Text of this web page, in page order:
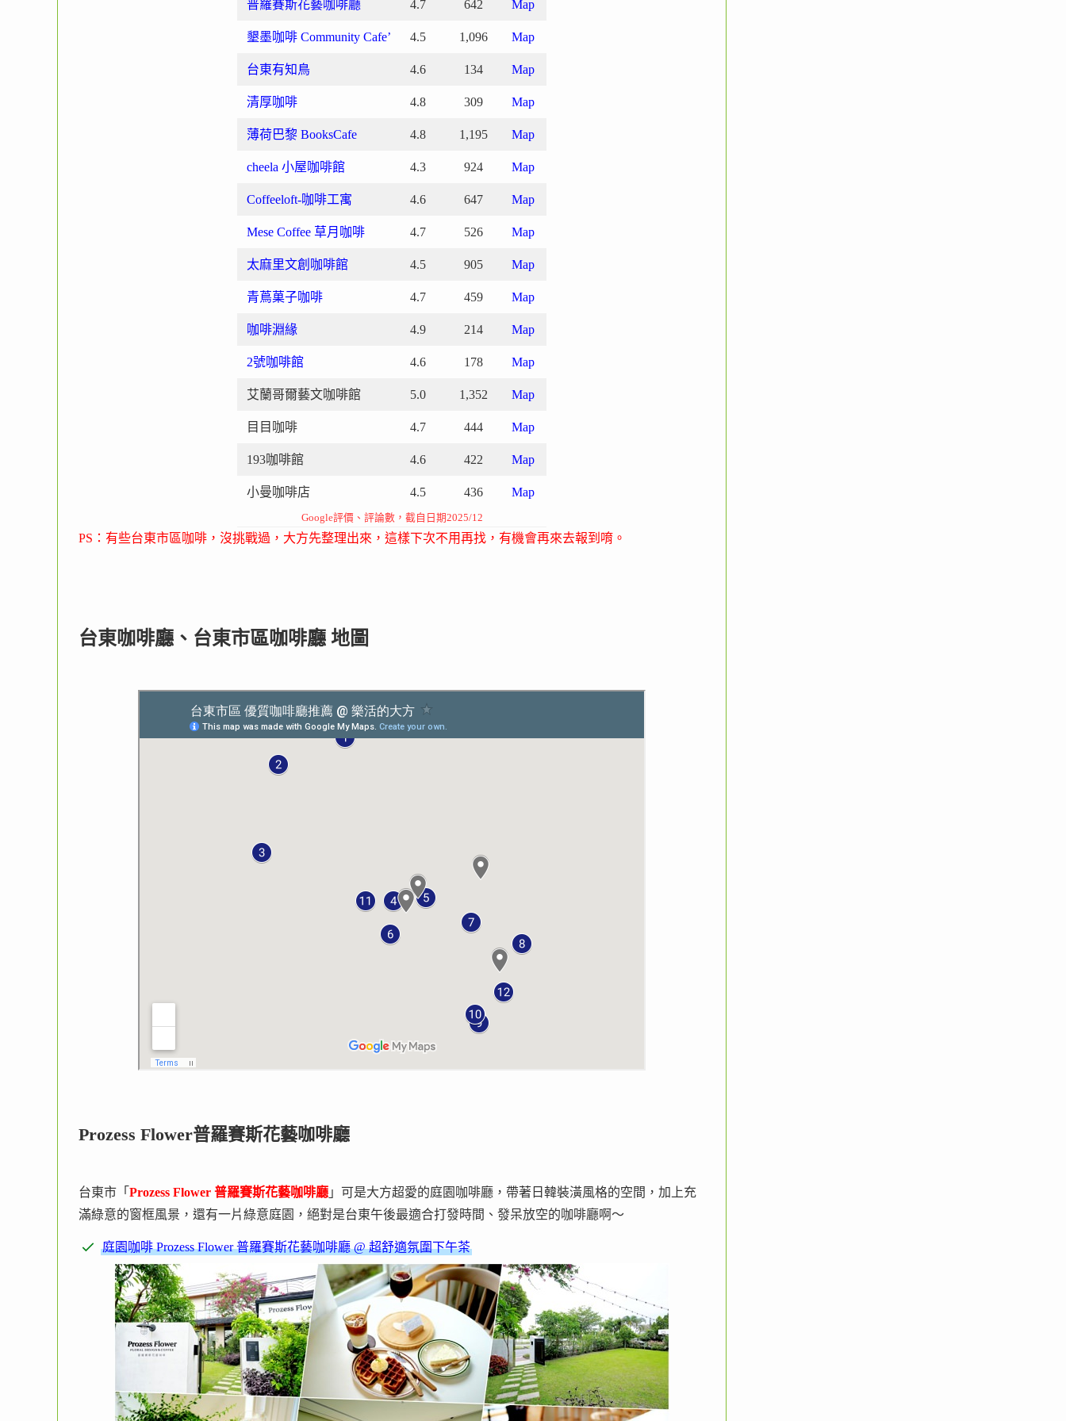
普羅賽斯花藝咖啡廳 4.7 642 Map
墾墨咖啡 Community Cafe’ 4.5 1,096 Map
台東有知鳥 4.6 134 Map
清厚咖啡 4.8 309 Map
薄荷巴黎 BooksCafe 4.8 1,195 Map
cheela 小屋咖啡館 4.3 924 Map
Coffeeloft-咖啡工寓 4.6 647 Map
Mese Coffee 草月咖啡 4.7 526 Map
太麻里文創咖啡館 4.5 905 Map
青蔦菓子咖啡 4.7 459 Map
咖啡淵緣 4.9 214 Map
2號咖啡館 4.6 178 Map
艾蘭哥爾藝文咖啡館 5.0 1,352 Map
目目咖啡 4.7 444 Map
193咖啡館 4.6 422 Map
小曼咖啡店 4.5 436 Map
Google評價、評論數，截自日期2025/12
PS：有些台東市區咖啡，沒挑戰過，大方先整理出來，這樣下次不用再找，有機會再來去報到唷。
台東咖啡廳、台東市區咖啡廳 地圖
Prozess Flower普羅賽斯花藝咖啡廳
台東市「 Prozess Flower 普羅賽斯花藝咖啡廳 」可是大方超愛的庭園咖啡廳，帶著日韓裝潢風格的空間，加上充
滿綠意的窗框風景，還有一片綠意庭園，絕對是台東午後最適合打發時間、發呆放空的咖啡廳啊～
庭園咖啡 Prozess Flower 普羅賽斯花藝咖啡廳 @ 超舒適氛圍下午茶